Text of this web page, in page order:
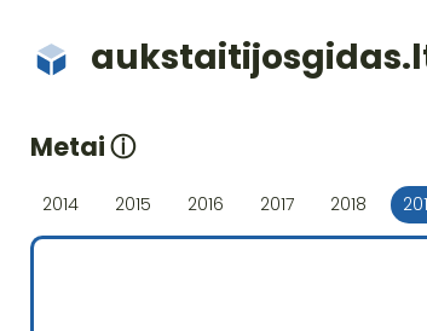
Metaiⓘ
2014 2015 2016 2017 2018